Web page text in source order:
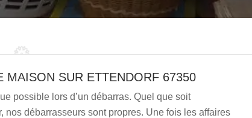
MAISON SUR ETTENDORF 67350
possible lors d’un débarras. Quel que soit
nos débarrasseurs sont propres. Une fois les affaires